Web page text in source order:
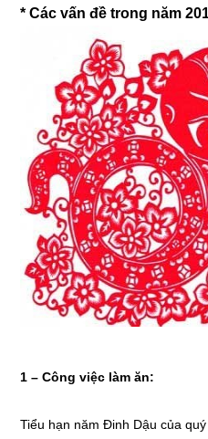
* Các vấn đề trong năm
1 – Công việc làm ăn:
Tiểu hạn năm Đinh Dậu của